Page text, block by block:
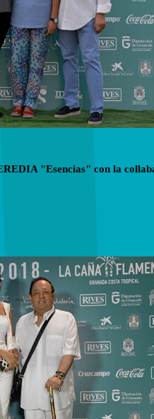
"Esencias" con la